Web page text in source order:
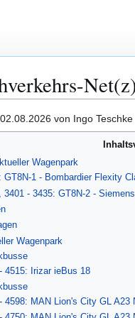
von Ingo Teschke
Wagenpark
GT8N-1 - Bombardier Flexity
3401 - 3435: GT8N-2 -
Wagenpark
4515: Irizar ieBus 18
4598: MAN Lion's City GL A23